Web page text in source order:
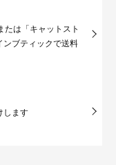
は「キャットスト
ンブティックで送料
します